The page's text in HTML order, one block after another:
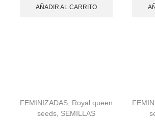
AÑADIR AL CARRITO
FEMINIZADAS, Royal queen
seeds, SEMILLAS